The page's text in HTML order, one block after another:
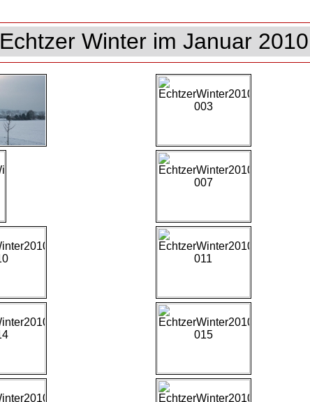
Echtzer Winter im Januar 2010